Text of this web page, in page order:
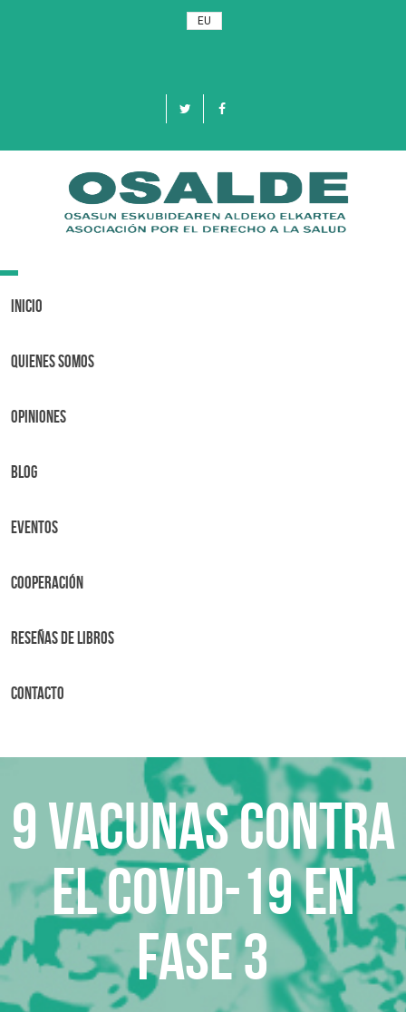
EU
Toggle
Inicio
Quienes Somos
OPINIONES
BLOG
Eventos
Cooperación
Reseñas de libros
Contacto
9 vacunas contra
el Covid-19 en
fase 3